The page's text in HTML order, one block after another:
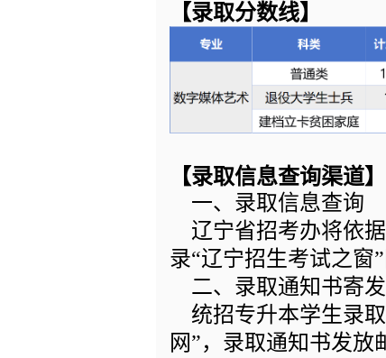
【录取分数线】
【录取信息查询渠道】
一、录取信息查询
辽宁省招考办将依据
录“辽宁招生考试之窗
二、录取通知书寄
统招专升本学生录取
网”，录取通知书发放